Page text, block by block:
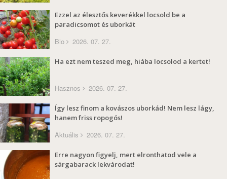
Ezzel az élesztős keverékkel locsold be a
paradicsomot és uborkát
Bio 2026. 07. 27.
Ha ezt nem teszed meg, hiába locsolod a kertet!
Hasznos 2026. 07. 27.
Így lesz finom a kovászos uborkád! Nem lesz lágy,
hanem friss ropogós!
Aktuális 2026. 07. 27.
Erre nagyon figyelj, mert elronthatod vele a
sárgabarack lekvárodat!